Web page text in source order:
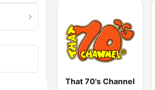
That 70's Channel